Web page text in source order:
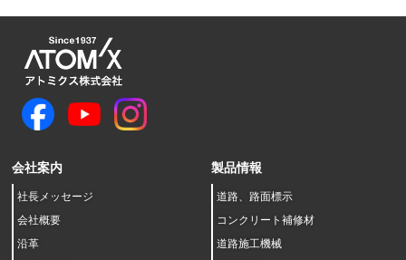
会社案内
社長メッセージ
会社概要
沿革
製品情報
道路、路面標示
コンクリート補修材
道路施工機械